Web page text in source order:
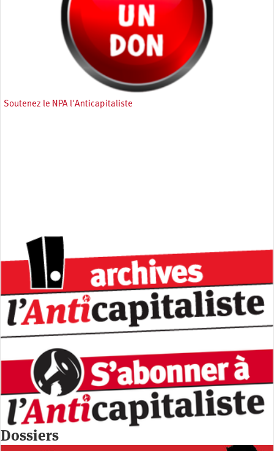
Soutenez le NPA l'Anticapitaliste
Dossiers